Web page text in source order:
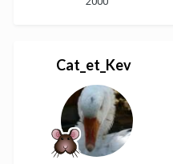
Cat_et_Kev